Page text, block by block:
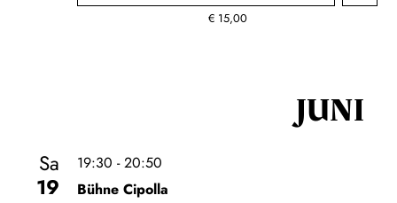
€ 15,00
JUNI
Sa
19
19:30 - 20:50
Bühne Cipolla